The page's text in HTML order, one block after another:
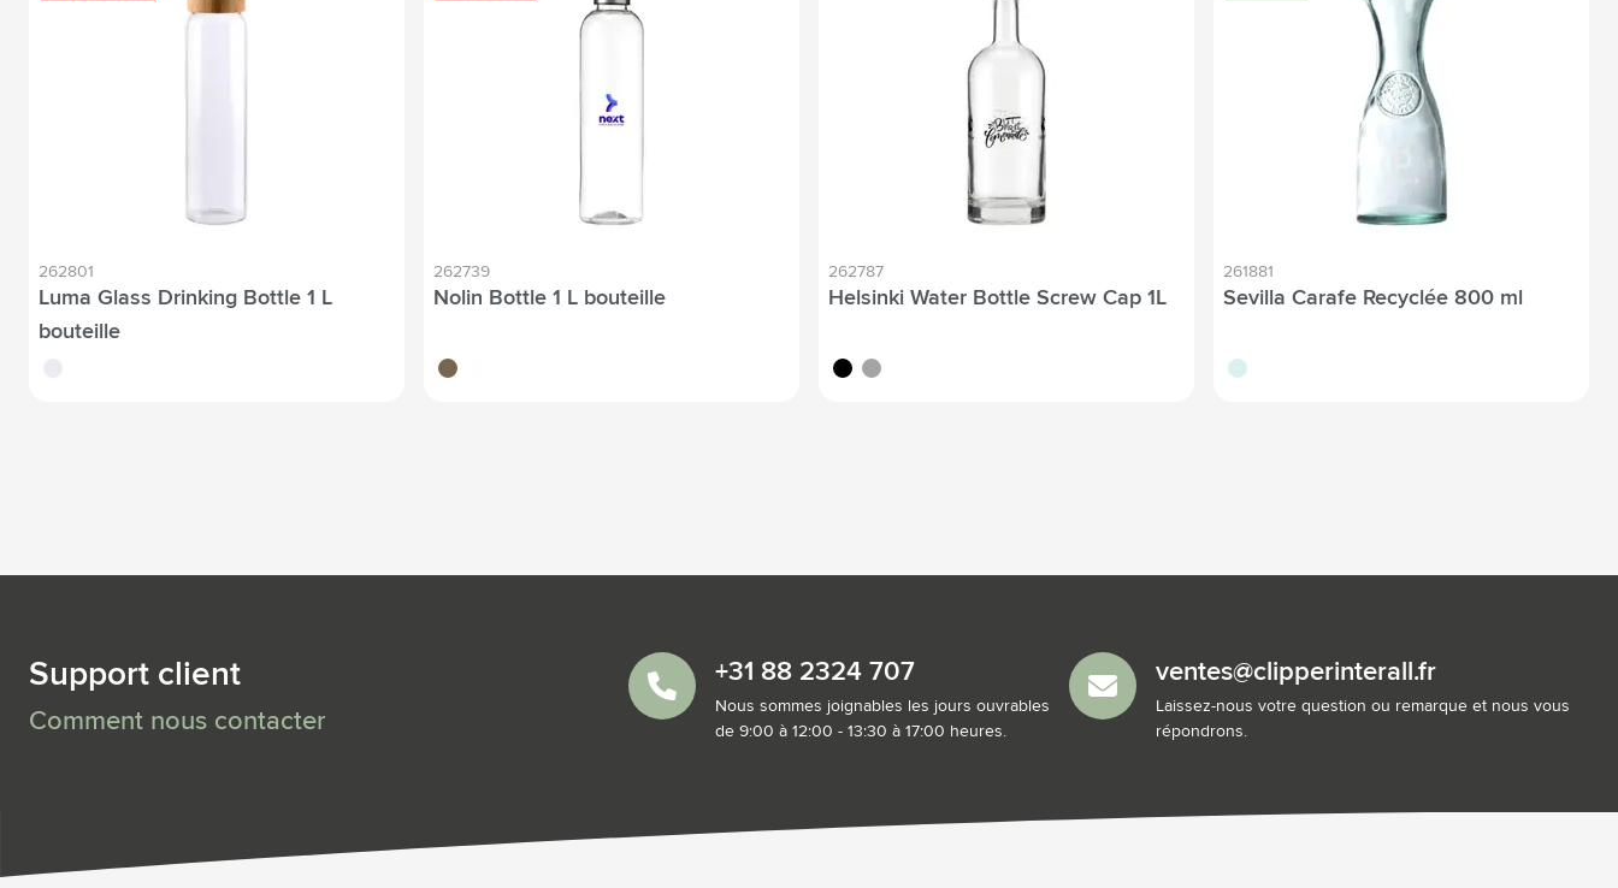
262801
Luma Glass Drinking Bottle 1 L
bouteille
262739
Nolin Bottle 1 L bouteille
noir
262787
Helsinki Water Bottle Screw Cap 1L
noir argenté
261881
Sevilla Carafe Recyclée 800 ml
translucide
Support client
Comment nous contacter
+31 88 2324 707
Nous sommes joignables les jours ouvrables
de 9:00 à 12:00 - 13:30 à 17:00 heures.
ventes@clipperinterall.fr
Laissez-nous votre question ou remarque et nous vous
répondrons.